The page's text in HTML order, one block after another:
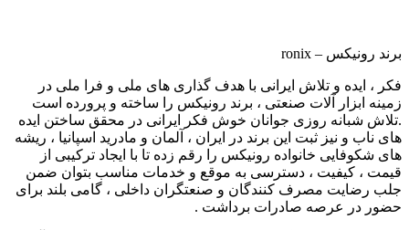
برند رونیکس – ronix
فکر ، ایده و تلاش ایرانی با هدف گذاری های ملی و فرا ملی در
زمینه ابزار آلات صنعتی ، برند رونیکس را ساخته و پرورده است
.تلاش شبانه روزی جوانان خوش فکر ایرانی در محقق ساختن ایده
های ناب و نیز ثبت این برند در ایران ، آلمان و مادرید اسپانیا ، ریشه
های شکوفایی خانواده رونیکس را رقم زده تا با ایجاد ترکیبی از
قیمت ، کیفیت ، دسترسی به موقع و خدمات مناسب بتوان ضمن
جلب رضایت مصرف کنندگان و صنعتگران داخلی ، گامی بلند برای
حضور در عرصه صادرات برداشت .